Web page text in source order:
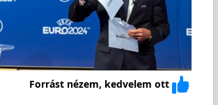
Forrást nézem, kedvelem ott